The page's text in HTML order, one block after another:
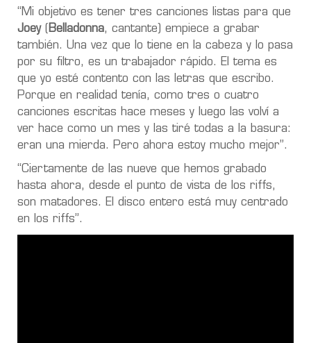
“Mi objetivo es tener tres canciones listas para que
Joey( Belladonna, cantante) empiece a grabar
también. Una vez que lo tiene en la cabeza y lo pasa
por su filtro, es un trabajador rápido. El tema es
que yo esté contento con las letras que escribo.
Porque en realidad tenía, como tres o cuatro
canciones escritas hace meses y luego las volví a
ver hace como un mes y las tiré todas a la basura:
eran una mierda. Pero ahora estoy mucho mejor”.
“Ciertamente de
las nueve que hemos grabado
hasta ahora, desde el punto de vista de los riffs,
son matadores. El disco entero está muy centrado
en los riffs”.